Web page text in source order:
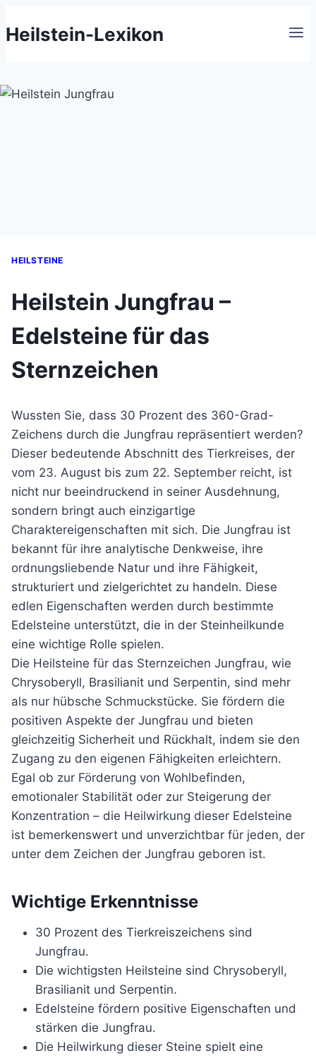
Inhalt
Heilstein-Lexikon
HEILSTEINE
Heilstein Jungfrau –
Edelsteine für das
Sternzeichen
Wussten Sie, dass 30 Prozent des 360-Grad-
Zeichens durch die Jungfrau repräsentiert werden?
Dieser bedeutende Abschnitt des Tierkreises, der
vom 23. August bis zum 22. September reicht, ist
nicht nur beeindruckend in seiner Ausdehnung,
sondern bringt auch einzigartige
Charaktereigenschaften mit sich. Die Jungfrau ist
bekannt für ihre analytische Denkweise, ihre
ordnungsliebende Natur und ihre Fähigkeit,
strukturiert und zielgerichtet zu handeln. Diese
edlen Eigenschaften werden durch bestimmte
Edelsteine unterstützt, die in der Steinheilkunde
eine wichtige Rolle spielen.
Die Heilsteine für das Sternzeichen Jungfrau, wie
Chrysoberyll, Brasilianit und Serpentin, sind mehr
als nur hübsche Schmuckstücke. Sie fördern die
positiven Aspekte der Jungfrau und bieten
gleichzeitig Sicherheit und Rückhalt, indem sie den
Zugang zu den eigenen Fähigkeiten erleichtern.
Egal ob zur Förderung von Wohlbefinden,
emotionaler Stabilität oder zur Steigerung der
Konzentration – die Heilwirkung dieser Edelsteine
ist bemerkenswert und unverzichtbar für jeden, der
unter dem Zeichen der Jungfrau geboren ist.
Wichtige Erkenntnisse
30 Prozent des Tierkreiszeichens sind
Jungfrau.
Die wichtigsten Heilsteine sind Chrysoberyll,
Brasilianit und Serpentin.
Edelsteine fördern positive Eigenschaften und
stärken die Jungfrau.
Die Heilwirkung dieser Steine spielt eine